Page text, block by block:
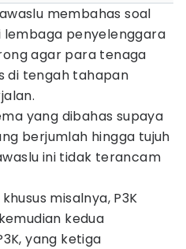
membahas soal
penyelenggara
agar para tenaga
di tengah tahapan
yang dibahas supaya
berjumlah hingga tujuh
ini tidak terancam
misalnya, P3K
kedua
yang ketiga